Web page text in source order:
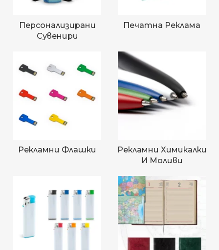
Персонализирани
Сувенири
Печатна Реклама
Рекламни Флашки
Рекламни Химикалки
И Моливи